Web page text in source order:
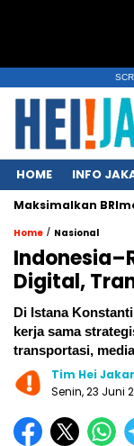
HOME INFO
BRImo dan
Home / Nasional
Digital,
Di Istana
kerja sama
transportasi,
Tim Hei
Senin, 23 Juni